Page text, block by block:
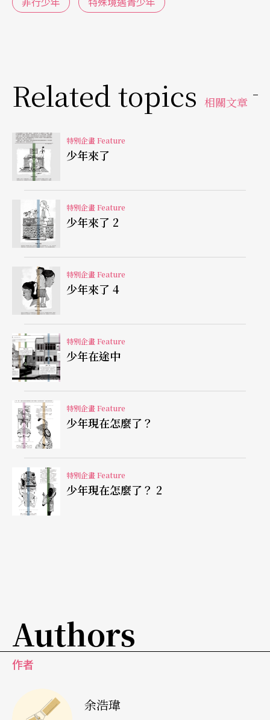
Related topics 相關文章
特別企畫 Feature
少年來了
特別企畫 Feature
少年來了 2
特別企畫 Feature
少年來了 4
特別企畫 Feature
少年在途中
特別企畫 Feature
少年現在怎麼了？
特別企畫 Feature
少年現在怎麼了？ 2
Authors
作者
余浩瑋